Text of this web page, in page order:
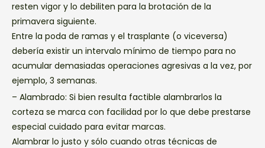
resten vigor y lo debiliten para la brotación de la
primavera siguiente.
Entre la poda de ramas y el trasplante (o viceversa)
debería existir un intervalo mínimo de tiempo para no
acumular demasiadas operaciones agresivas a la vez, por
ejemplo, 3 semanas.
– Alambrado: Si bien resulta factible alambrarlos la
corteza se marca con facilidad por lo que debe prestarse
especial cuidado para evitar marcas.
Alambrar lo justo y sólo cuando otras técnicas de